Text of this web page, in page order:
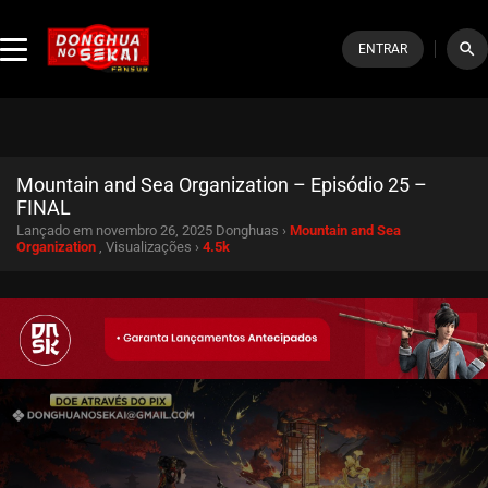
ENTRAR search
Mountain and Sea Organization – Episódio 25 –
FINAL
Lançado em novembro 26, 2025 Donghuas › Mountain and Sea
Organization , Visualizações › 4.5k